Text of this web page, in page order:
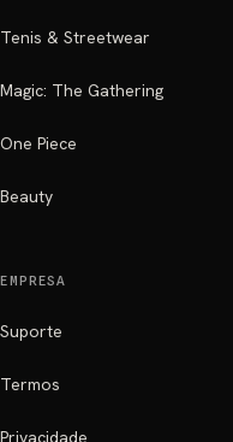
Tenis & Streetwear
Magic: The Gathering
One Piece
Beauty
EMPRESA
Suporte
Termos
Privacidade